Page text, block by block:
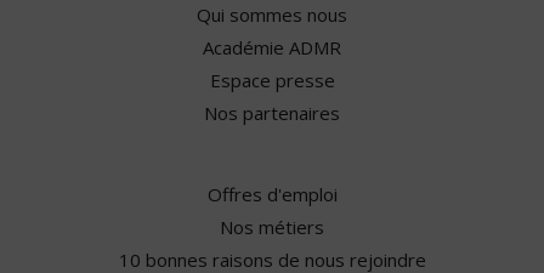
Qui sommes nous
Académie ADMR
Espace presse
Nos partenaires
Offres d'emploi
Nos métiers
10 bonnes raisons de nous rejoindre